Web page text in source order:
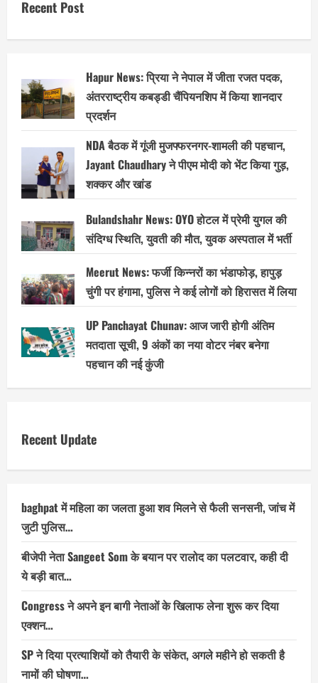
Recent Post
Hapur News: प्रिया ने नेपाल में जीता रजत पदक,
अंतरराष्ट्रीय कबड्डी चैंपियनशिप में किया शानदार
प्रदर्शन
NDA बैठक में गूंजी मुजफ्फरनगर-शामली की पहचान,
Jayant Chaudhary ने पीएम मोदी को भेंट किया गुड़,
शक्कर और खांड
Bulandshahr News: OYO होटल में प्रेमी युगल की
संदिग्ध स्थिति, युवती की मौत, युवक अस्पताल में भर्ती
Meerut News: फर्जी किन्नरों का भंडाफोड़, हापुड़
चुंगी पर हंगामा, पुलिस ने कई लोगों को हिरासत में लिया
UP Panchayat Chunav: आज जारी होगी अंतिम
मतदाता सूची, 9 अंकों का नया वोटर नंबर बनेगा
पहचान की नई कुंजी
Recent Update
baghpat में महिला का जलता हुआ शव मिलने से फैली सनसनी, जांच में
जुटी पुलिस…
बीजेपी नेता Sangeet Som के बयान पर रालोद का पलटवार, कही दी
ये बड़ी बात…
Congress ने अपने इन बागी नेताओं के खिलाफ लेना शुरू कर दिया
एक्शन…
SP ने दिया प्रत्याशियों को तैयारी के संकेत, अगले महीने हो सकती है
नामों की घोषणा…